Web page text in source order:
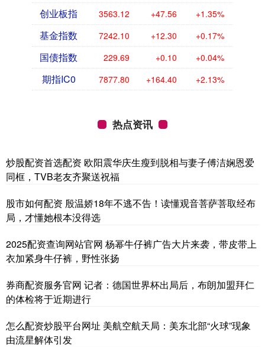
创业板指 3563.12 +47.56 +1.35%
基金指数 7242.10 +12.30 +0.17%
国债指数 229.69 +0.10 +0.04%
期指IC0 7877.80 +164.40 +2.13%
热点资讯
炒股配资首选配资 欧阳震华庆生瘦到脱相与妻子傅洁娴恩爱
同框，TVB老友齐聚送祝福
股市如何配资 殷温娇18年不逃不告！读懂观音菩萨菩取经布
局，才懂她根本没得选
2025配资查询网站官网 杨幂牛仔裤广告大片来袭，带皮带上
衣加紧身牛仔裤，野性张扬
券商配资服务官网 记者：德国世界杯出局后，布朗加盟拜仁
的体检将于近期进行
怎么配资炒股平台网址 美航空航天局：美东北部“火球”现象
由流星解体引发